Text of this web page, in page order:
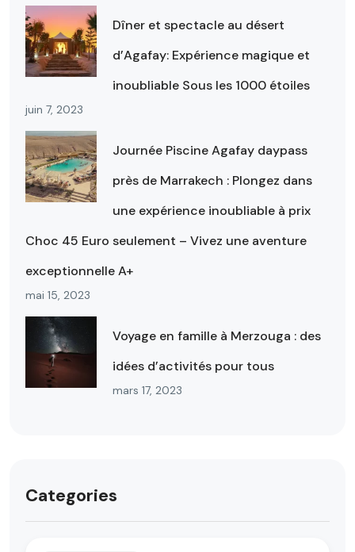
Dîner et spectacle au désert
d’Agafay: Expérience magique et
inoubliable Sous les 1000 étoiles
juin 7, 2023
Journée Piscine Agafay daypass
près de Marrakech : Plongez dans
une expérience inoubliable à prix
Choc 45 Euro seulement – Vivez une aventure
exceptionnelle A+
mai 15, 2023
Voyage en famille à Merzouga : des
idées d’activités pour tous
mars 17, 2023
Categories